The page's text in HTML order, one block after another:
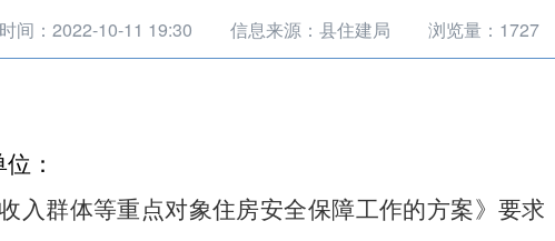
间：2022-10-11 19:30 信息来源：县住建局 浏览量： 1727
：
入群体等重点对象住房安全保障工作的方案》要求